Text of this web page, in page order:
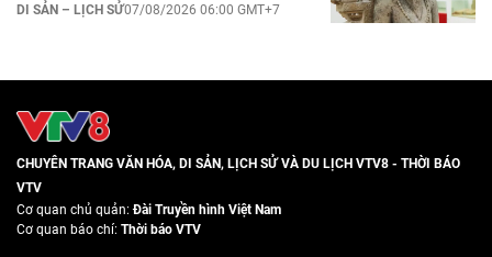
DI SẢN – LỊCH SỬ07/08/2026 06:00 GMT+7
CHUYÊN TRANG VĂN HÓA, DI SẢN, LỊCH SỬ VÀ DU LỊCH VTV8 - THỜI BÁO
VTV
Cơ quan chủ quản:Đài Truyền hình Việt Nam
Cơ quan báo chí: Thời báo VTV